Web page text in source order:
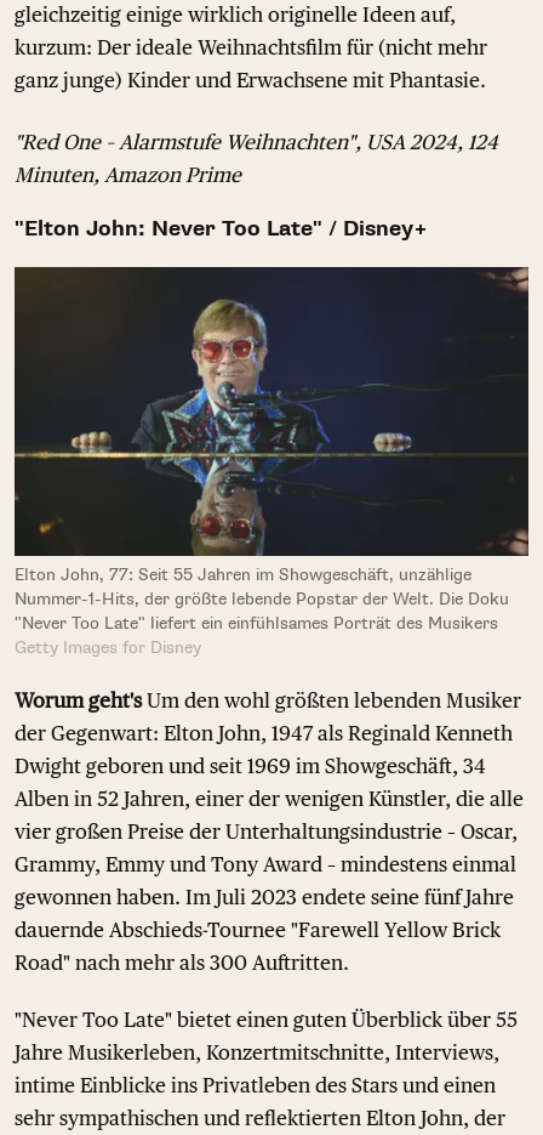
gleichzeitig einige wirklich originelle Ideen auf,
kurzum: Der ideale Weihnachtsfilm für (nicht mehr
ganz junge) Kinder und Erwachsene mit Phantasie.
"Red One – Alarmstufe Weihnachten", USA 2024, 124
Minuten, Amazon Prime
"Elton John: Never Too Late" / Disney+
Elton John, 77: Seit 55 Jahren im Showgeschäft, unzählige
Nummer-1-Hits, der größte lebende Popstar der Welt. Die Doku
"Never Too Late" liefert ein einfühlsames Porträt des Musikers
Getty Images for Disney
Worum geht'sUm den wohl größten lebenden Musiker
der Gegenwart: Elton John, 1947 als Reginald Kenneth
Dwight geboren und seit 1969 im Showgeschäft, 34
Alben in 52 Jahren, einer der wenigen Künstler, die alle
vier großen Preise der Unterhaltungsindustrie – Oscar,
Grammy, Emmy und Tony Award – mindestens einmal
gewonnen haben. Im Juli 2023 endete seine fünf Jahre
dauernde Abschieds-Tournee "Farewell Yellow Brick
Road" nach mehr als 300 Auftritten.
"Never Too Late" bietet einen guten Überblick über 55
Jahre Musikerleben, Konzertmitschnitte, Interviews,
intime Einblicke ins Privatleben des Stars und einen
sehr sympathischen und reflektierten Elton John, der